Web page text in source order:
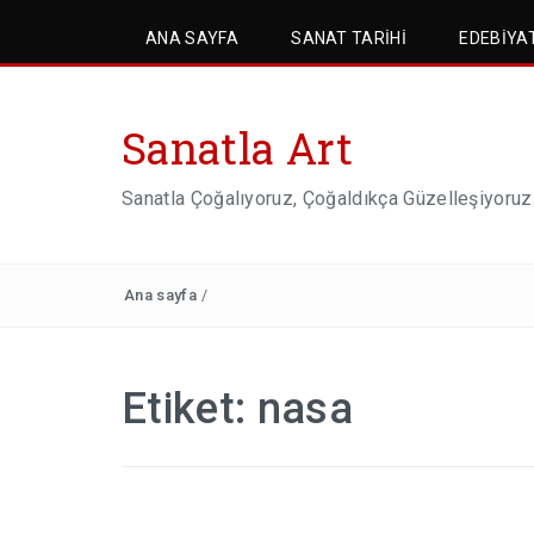
ANA SAYFA SANAT TARIHI
Sanatla Art
Sanatla Çoğalıyoruz, Çoğaldıkça Güzelleşiyoruz.
Ana sayfa /
Etiket: nasa